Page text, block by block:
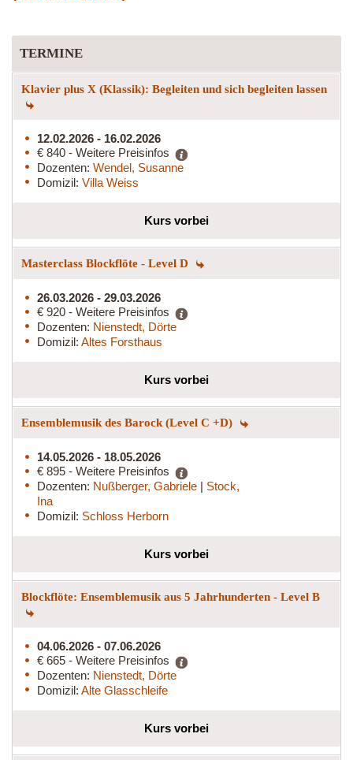
TERMINE
Klavier plus X (Klassik): Begleiten und sich begleiten lassen
12.02.2026 - 16.02.2026
€ 840 - Weitere Preisinfos
Dozenten: Wendel, Susanne
Domizil: Villa Weiss
Kurs vorbei
Masterclass Blockflöte - Level D
26.03.2026 - 29.03.2026
€ 920 - Weitere Preisinfos
Dozenten: Nienstedt, Dörte
Domizil: Altes Forsthaus
Kurs vorbei
Ensemblemusik des Barock (Level C +D)
14.05.2026 - 18.05.2026
€ 895 - Weitere Preisinfos
Dozenten: Nußberger, Gabriele | Stock,
Ina
Domizil: Schloss Herborn
Kurs vorbei
Blockflöte: Ensemblemusik aus 5 Jahrhunderten - Level B
04.06.2026 - 07.06.2026
€ 665 - Weitere Preisinfos
Dozenten: Nienstedt, Dörte
Domizil: Alte Glasschleife
Kurs vorbei